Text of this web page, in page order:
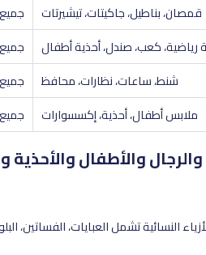
قمصان، بناطيل، جاكيتات، تيشيرتات
رياضية، كعب، صندل، أحذية أطفال
شنط، ساعات، نظارات، محافظ
ملابس أطفال، أحذية، إكسسوارات
والرجال والأطفال
تشمل العبايات، الفساتين،